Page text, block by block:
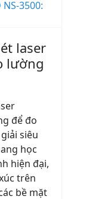
laser
lường
để đo
siêu
học
hiện đại,
trên
bề mặt